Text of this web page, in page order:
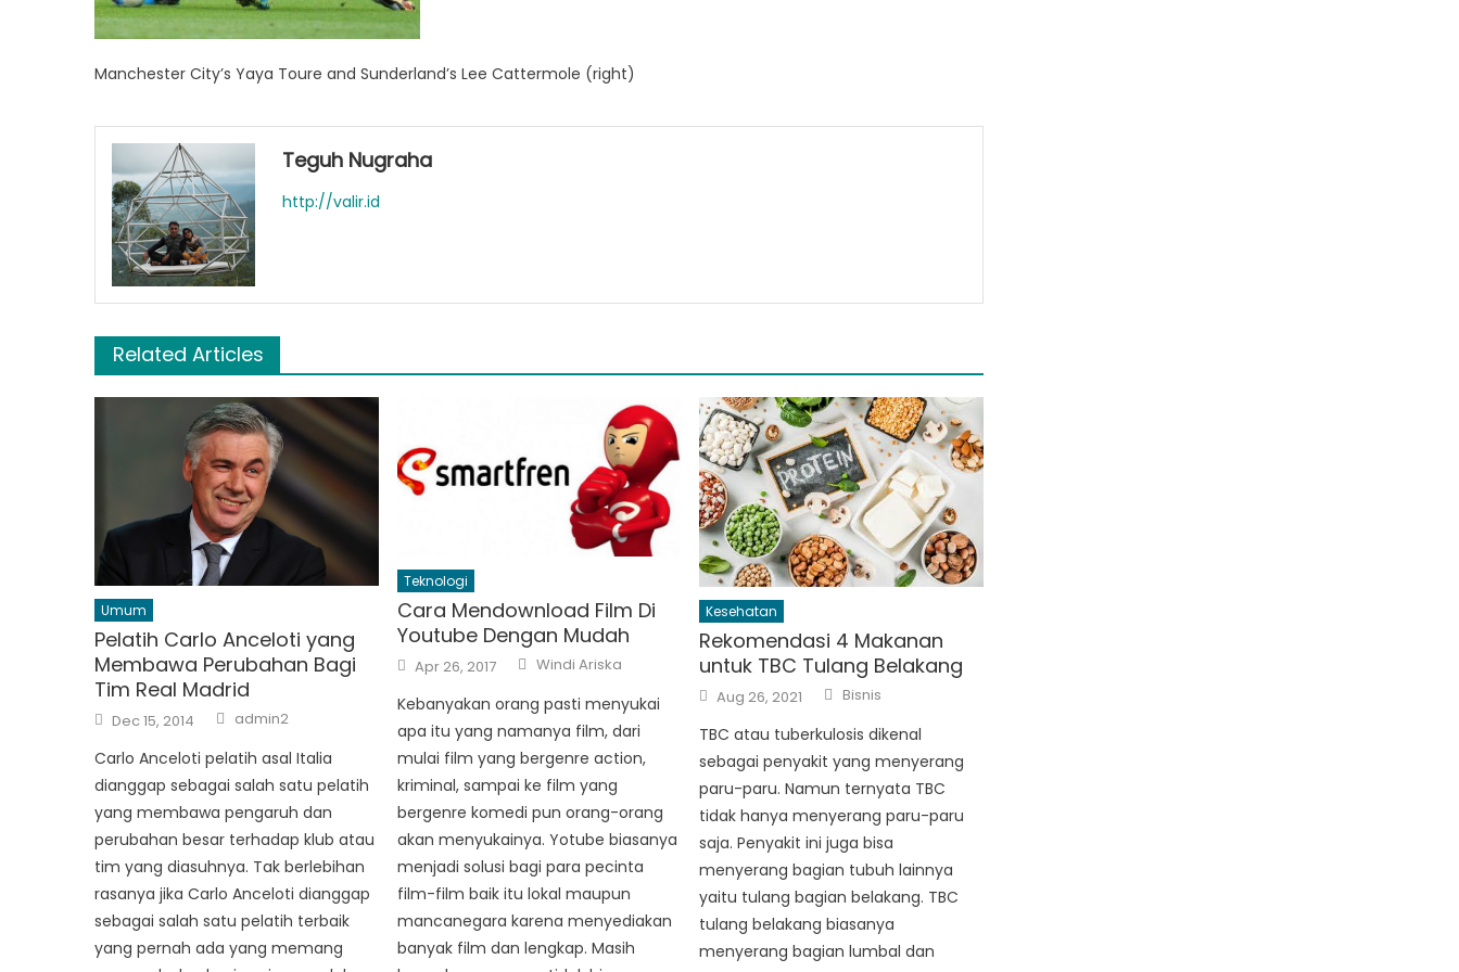
Manchester City’s Yaya Toure and Sunderland’s Lee Cattermole (right)
Teguh Nugraha
http://valir.id
Related Articles
Umum
Pelatih Carlo Anceloti yang
Membawa Perubahan Bagi
Tim Real Madrid
Posted
on
Dec 15, 2014 Author
admin2
Carlo Anceloti pelatih asal Italia
dianggap sebagai salah satu pelatih
yang membawa pengaruh dan
perubahan besar terhadap klub atau
tim yang diasuhnya. Tak berlebihan
rasanya jika Carlo Anceloti dianggap
sebagai salah satu pelatih terbaik
yang pernah ada yang memang
Teknologi
Cara Mendownload Film Di
Youtube Dengan Mudah
Posted
on
Apr 26, 2017 Author
Windi Ariska
Kebanyakan orang pasti menyukai
apa itu yang namanya film, dari
mulai film yang bergenre action,
kriminal, sampai ke film yang
bergenre komedi pun orang-orang
akan menyukainya. Yotube biasanya
menjadi solusi bagi para pecinta
film-film baik itu lokal maupun
mancanegara karena menyediakan
banyak film dan lengkap. Masih
Kesehatan
Rekomendasi 4 Makanan
untuk TBC Tulang Belakang
Posted
on
Aug 26, 2021 Author
Bisnis
TBC atau tuberkulosis dikenal
sebagai penyakit yang menyerang
paru-paru. Namun ternyata TBC
tidak hanya menyerang paru-paru
saja. Penyakit ini juga bisa
menyerang bagian tubuh lainnya
yaitu tulang bagian belakang. TBC
tulang belakang biasanya
menyerang bagian lumbal dan